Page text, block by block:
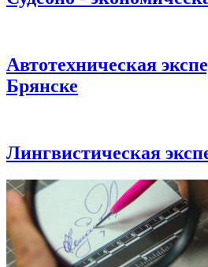
Автотехническая
Брянске
Лингвистическая